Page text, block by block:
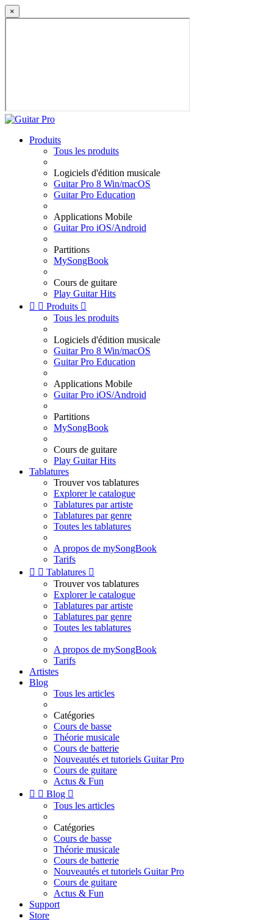
×
Produits
Tous les produits
Logiciels d'édition musicale
Guitar Pro 8 Win/macOS
Guitar Pro Education
Applications Mobile
Guitar Pro iOS/Android
Partitions
MySongBook
Cours de guitare
Play Guitar Hits
  Produits 
Tous les produits
Logiciels d'édition musicale
Guitar Pro 8 Win/macOS
Guitar Pro Education
Applications Mobile
Guitar Pro iOS/Android
Partitions
MySongBook
Cours de guitare
Play Guitar Hits
Tablatures
Trouver vos tablatures
Explorer le catalogue
Tablatures par artiste
Tablatures par genre
Toutes les tablatures
A propos de mySongBook
Tarifs
  Tablatures 
Trouver vos tablatures
Explorer le catalogue
Tablatures par artiste
Tablatures par genre
Toutes les tablatures
A propos de mySongBook
Tarifs
Artistes
Blog
Tous les articles
Catégories
Cours de basse
Théorie musicale
Cours de batterie
Nouveautés et tutoriels Guitar Pro
Cours de guitare
Actus & Fun
  Blog 
Tous les articles
Catégories
Cours de basse
Théorie musicale
Cours de batterie
Nouveautés et tutoriels Guitar Pro
Cours de guitare
Actus & Fun
Support
Store